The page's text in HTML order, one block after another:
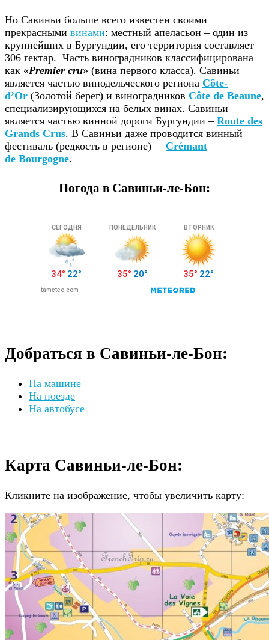
Но Савиньи больше всего известен своими
прекрасными винами: местный апеласьон – один из
крупнейших в Бургундии, его территория составляет
306 гектар. Часть виноградников классифицирована
как «Premier cru» (вина первого класса). Савиньи
является частью винодельческого региона Côte-
d’Or (Золотой берег) и виноградников Côte de Beaune,
специализирующихся на белых винах. Савиньи
является частью винной дороги Бургундии – Route des
Grands Crus. В Савиньи даже проводится винный
фестиваль (редкость в регионе) – Crémant
de Bourgogne.
Погода в Савиньи-ле-Бон:
Добраться в Савиньи-ле-Бон:
На машине
На поезде
На автобусе
Карта Савиньи-ле-Бон:
Кликните на изображение, чтобы увеличить карту: